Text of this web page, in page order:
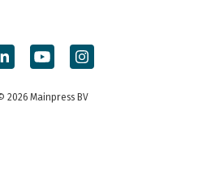
2026 Mainpress BV